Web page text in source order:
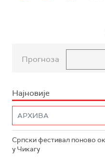
Прогноза
Најновије
Српски фестивал поново
у Чикагу